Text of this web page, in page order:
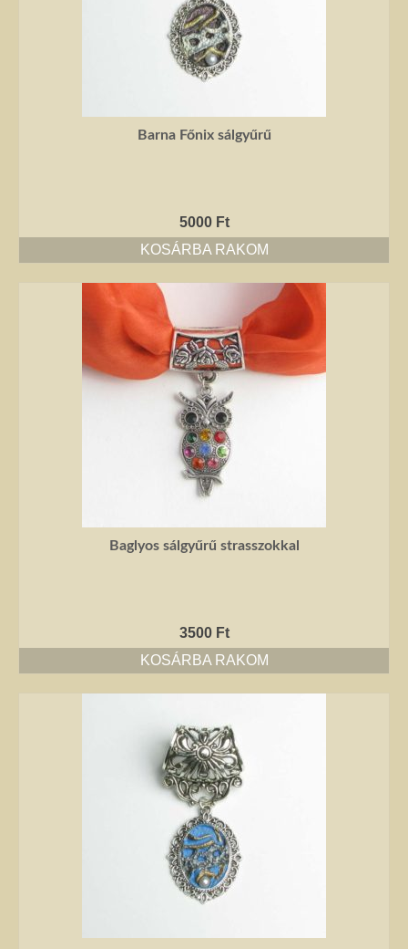
Barna Főnix sálgyűrű
5000 Ft
KOSÁRBA RAKOM
Baglyos sálgyűrű strasszokkal
3500 Ft
KOSÁRBA RAKOM